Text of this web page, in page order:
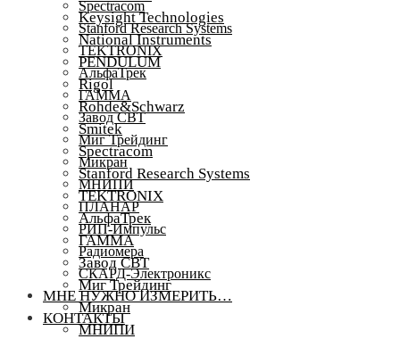
Spectracom
Stanford Research Systems
TEKTRONIX
АльфаТрек
ГАММА
Завод СВТ
Миг Трейдинг
Микран
МНИПИ
ПЛАНАР
РИП-Импульс
Радиомера
СКАРД-Электроникс
МНЕ НУЖНО ИЗМЕРИТЬ…
КОНТАКТЫ
Keysight Technologies
National Instruments
PENDULUM
Rigol
Rohde&Schwarz
Smitek
Spectracom
Stanford Research Systems
TEKTRONIX
АльфаТрек
ГАММА
Завод СВТ
Миг Трейдинг
Микран
МНИПИ